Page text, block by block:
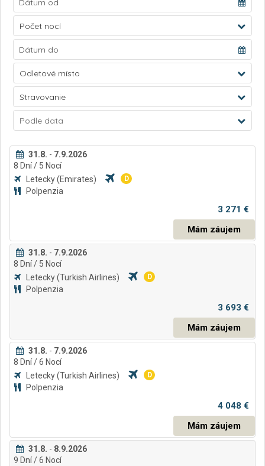
Počet nocí
Odletové místo
Stravovanie
Podle data
31.8. - 7.9.2026
8 Dní/ 5 Nocí
Letecky(Emirates) D
Polpenzia
3 271 €
Mám záujem
31.8. - 7.9.2026
8 Dní/ 5 Nocí
Letecky(Turkish Airlines) D
Polpenzia
3 693 €
Mám záujem
31.8. - 7.9.2026
8 Dní/ 6 Nocí
Letecky(Turkish Airlines) D
Polpenzia
4 048 €
Mám záujem
31.8. - 8.9.2026
9 Dní/ 6 Nocí